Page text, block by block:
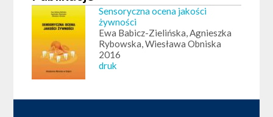
Sensoryczna ocena jakości
żywności
Ewa Babicz-Zielińska, Agnieszka
Rybowska, Wiesława Obniska
2016
druk